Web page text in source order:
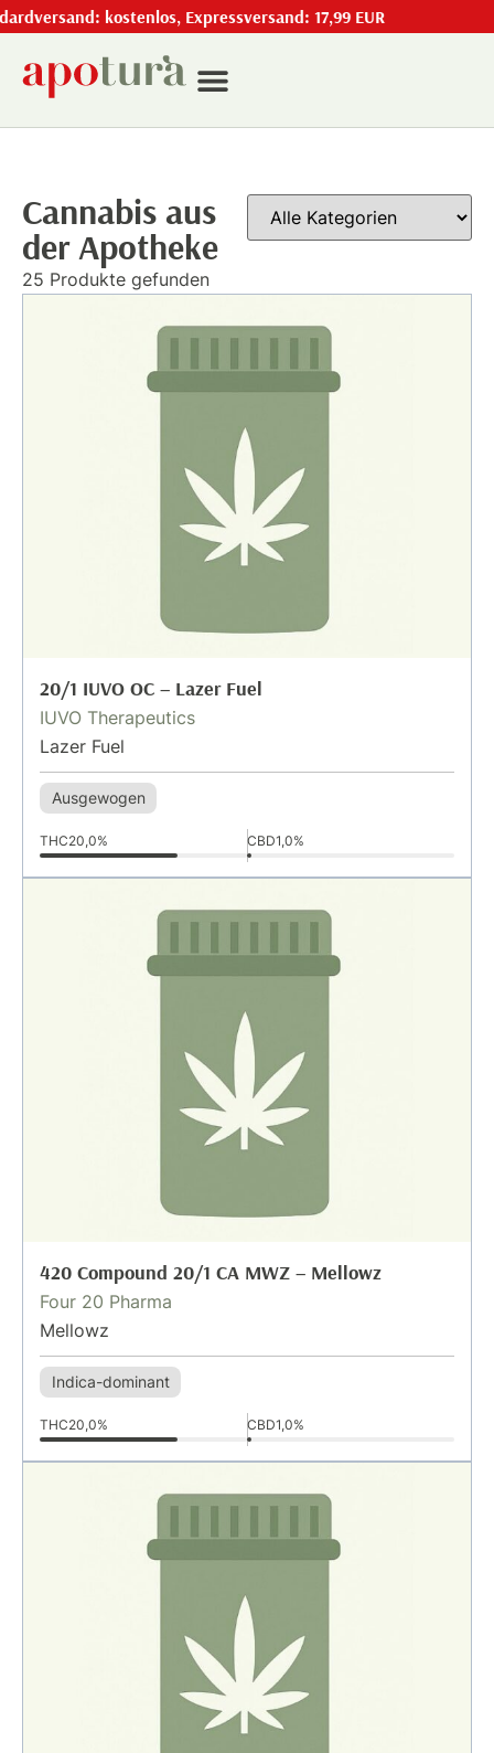
kostenlos, Expressversand: 17,99 EUR
Cannabis aus
der Apotheke
25 Produkte gefunden
20/1 IUVO OC – Lazer Fuel
IUVO Therapeutics
Lazer Fuel
Ausgewogen
THC20,0% CBD1,0%
420 Compound 20/1 CA MWZ – Mellowz
Four 20 Pharma
Mellowz
Indica-dominant
THC20,0% CBD1,0%